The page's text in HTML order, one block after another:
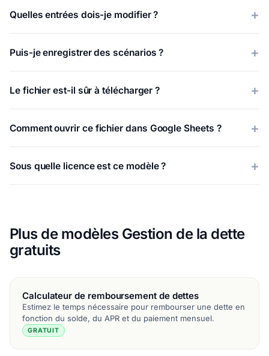
Quelles entrées dois-je modifier ?
Puis-je enregistrer des scénarios ?
Le fichier est-il sûr à télécharger ?
Comment ouvrir ce fichier dans Google Sheets ?
Sous quelle licence est ce modèle ?
Plus de modèles Gestion de la dette
gratuits
Calculateur de remboursement de dettes
Estimez le temps nécessaire pour rembourser une dette en
fonction du solde, du APR et du paiement mensuel.
GRATUIT